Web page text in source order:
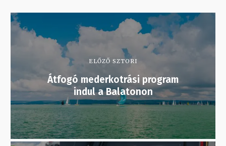
ELŐZŐ SZTORI
Átfogó mederkotrási program
indul a Balatonon